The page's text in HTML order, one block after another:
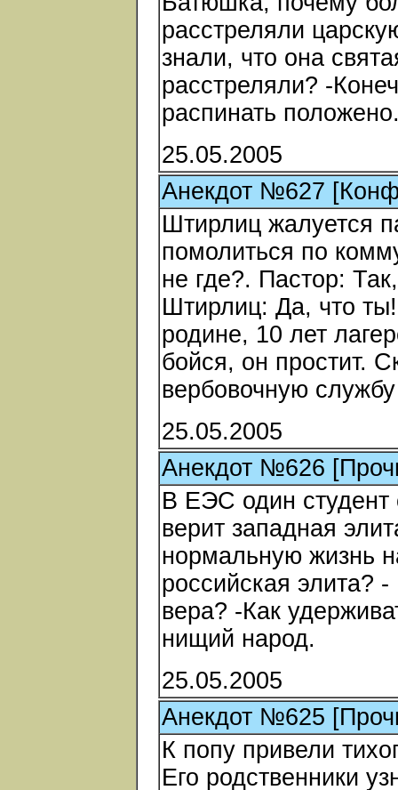
расстреляли
знали, что она
расстреляли? -
распинать
25.05.2005
Анекдот №627
Штирлиц жалуется
помолиться по
не где?. Пастор:
Штирлиц: Да, что
родине, 10 лет
бойся, он простит.
вербовочную
25.05.2005
Анекдот №626
В ЕЭС один студент
верит западная
нормальную жизнь
российская элита?
вера? -Как
нищий народ.
25.05.2005
Анекдот №625
К попу привели
Его родственники